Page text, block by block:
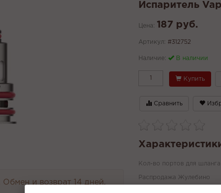
Обмен и возврат 14 дней.
Испаритель
Цена: 187 руб.
Артикул: #312752
Наличие: В наличии
Купить
Сравнить
Кол-во портов для шланга
Распродажа Жулебино